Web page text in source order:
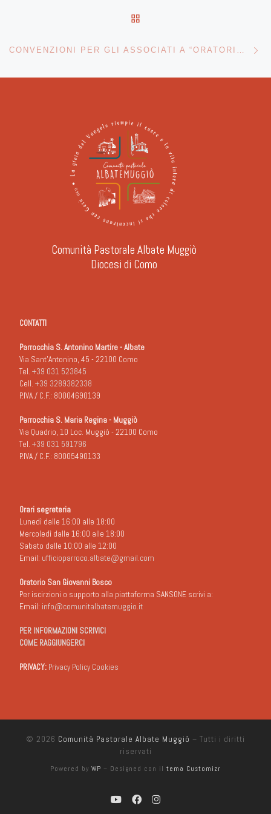
Comunità Pastorale Albate Muggiò
Diocesi di Como
CONTATTI
Parrocchia S. Antonino Martire - Albate
Via Sant'Antonino, 45 - 22100 Como
Tel. +39 031 523845
Cell. +39 3289382338
P.IVA / C.F.: 80004690139
Parrocchia S. Maria Regina - Muggiò
Via Quadrio, 10 Loc. Muggiò - 22100 Como
Tel. +39 031 591796
P.IVA / C.F.: 80005490133
Orari segreteria
Lunedì dalle 16:00 alle 18:00
Mercoledì dalle 16:00 alle 18:00
Sabato dalle 10:00 alle 12:00
Email: ufficioparroco.albate@gmail.com
Oratorio San Giovanni Bosco
Per iscirzioni o supporto alla piattaforma SANSONE scrivi a:
Email: info@comunitalbatemuggio.it
PER INFORMAZIONI SCRIVICI
COME RAGGIUNGERCI
PRIVACY: Privacy Policy Cookies
© 2026 Comunità Pastorale Albate Muggiò – Tutti i diritti
riservati
Powered by WP – Designed con il tema Customizr